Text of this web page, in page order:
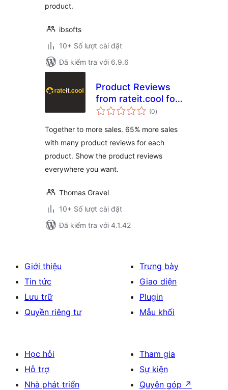
product.
ibsofts
10+ Số lượt cài đặt
Đã kiểm tra với 6.9.6
Product Reviews
from rateit.cool for
Woocommerce
(0tổng
đánh
)
Together to more sales. 65% more sales
with many product reviews for each
product. Show the product reviews
everywhere you want.
Thomas Gravel
10+ Số lượt cài đặt
Đã kiểm tra với 4.1.42
Giới thiệu
Tin tức
Lưu trữ
Quyền riêng tư
Trưng bày
Giao diện
Plugin
Mẫu khối
Học hỏi
Hỗ trợ
Nhà phát triển
Tham gia
Sự kiện
Quyên góp ↗